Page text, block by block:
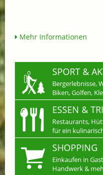
Mehr Informationen
SPORT &
Bergerlebnisse,
Biken, Golfen,
ESSEN &
Restaurants,
für ein
SHOPPING
Einkaufen in
Handwerk &